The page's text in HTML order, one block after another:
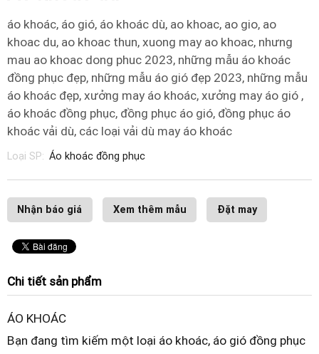
áo khoác, áo gió, áo khoác dù, ao khoac, ao gio, ao
khoac du, ao khoac thun, xuong may ao khoac, nhưng
mau ao khoac dong phuc 2023, những mẫu áo khoác
đồng phục đẹp, những mẫu áo gió đẹp 2023, những mẫu
áo khoác đẹp, xưởng may áo khoác, xưởng may áo gió ,
áo khoác đồng phục, đồng phục áo gió, đồng phục áo
khoác vải dù, các loại vải dù may áo khoác
Loại SP: Áo khoác đồng phục
Nhận báo giá Xem thêm mẫu Đặt may
Chi tiết sản phẩm
ÁO KHOÁC
Bạn đang tìm kiếm một loại áo khoác, áo gió đồng phục